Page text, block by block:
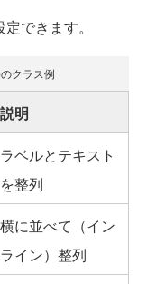
できます。
クラス例
説明
ラベルとテキスト
を整列
横に並べて（イン
ライン）整列